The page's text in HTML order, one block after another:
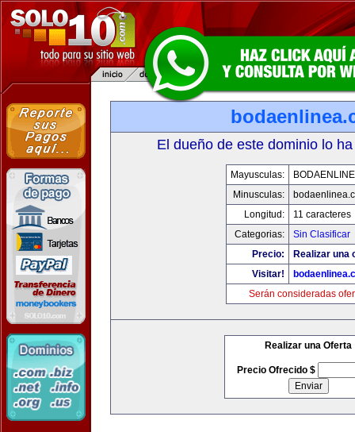
El dueño de este dominio lo
Mayusculas:
Minusculas:
Longitud:
11 caracteres
Categorias:
Sin Clasificar
Precio:
Realizar una
Visitar!
Serán consideradas
Realizar una Oferta
Precio Ofrecido $